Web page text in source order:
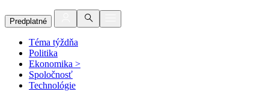
Predplatné
Téma týždňa
Politika
Ekonomika >
Spoločnosť
Technológie